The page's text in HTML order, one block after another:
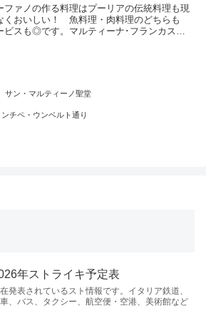
在住者
ファノの作る料理はプーリアの伝統料理も現
くおいしい！ 魚料理・肉料理のどちらも
スも◎です。マルティーナ･フランカスタ
サン・マルティーノ聖堂
ンチペ・ウンベルト通り
年ストライキ予定表
発表されているスト情報です。イタリア鉄道、
、バス、タクシー、航空便・空港、美術館など